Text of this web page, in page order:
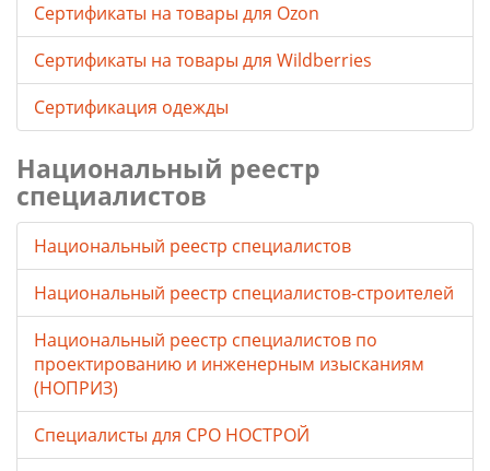
Cертификаты на товары для Ozon
Cертификаты на товары для Wildberries
Сертификация одежды
Национальный реестр
специалистов
Национальный реестр специалистов
Национальный реестр специалистов-строителей
Национальный реестр специалистов по
проектированию и инженерным изысканиям
(НОПРИЗ)
Специалисты для СРО НОСТРОЙ